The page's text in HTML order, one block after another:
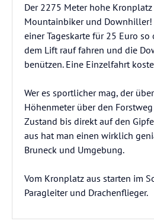
Der 2275 Meter hohe
Mountainbiker und
einer Tageskarte für 25 Euro
dem Lift rauf fahren und die
benützen. Eine Einzelfahrt
Wer es sportlicher mag, der
Höhenmeter über den
Zustand bis direkt auf den
aus hat man einen wirklich
Bruneck und Umgebung.
Vom Kronplatz aus starten im
Paragleiter und Drachenflieger.